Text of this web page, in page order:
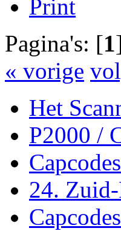
Print
Pagina's: [1
« vorige
Het
P2000 /
24.